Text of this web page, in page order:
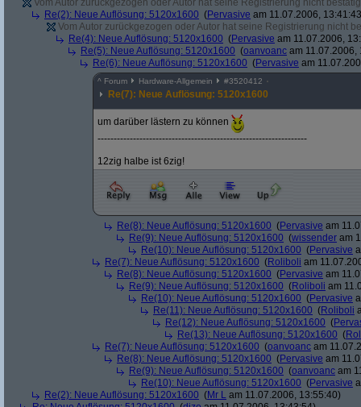
Vom Autor zurückgezogen oder Autor hat seine Registrierung nicht
Re(2): Neue Auflösung: 5120x1600 (Pervasive am 11.07.2006,
Vom Autor zurückgezogen oder Autor hat seine Registrierung nicht
Re(4): Neue Auflösung: 5120x1600 (Pervasive am 11.07.2006,
Re(5): Neue Auflösung: 5120x1600 (oanvoanc am 11.07.2006,
Re(6): Neue Auflösung: 5120x1600 (Pervasive am
^ Forum Hardware-Allgemein #3520412
Re(7): Neue Auflösung: 5120x1600
um darüber lästern zu können
-----------------------------------------------------------------
12zig halbe ist 6zig!
Re(8): Neue Auflösung: 5120x1600 (Pervasive am
Re(9): Neue Auflösung: 5120x1600 (wissender am
Re(10): Neue Auflösung: 5120x1600 (Pervasive
Re(7): Neue Auflösung: 5120x1600 (Roliboli am
Re(8): Neue Auflösung: 5120x1600 (Pervasive am
Re(9): Neue Auflösung: 5120x1600 (Roliboli am
Re(10): Neue Auflösung: 5120x1600 (Pervasive
Re(11): Neue Auflösung: 5120x1600 (Roliboli
Re(12): Neue Auflösung: 5120x1600 (
Re(13): Neue Auflösung: 5120x1600 (
Re(7): Neue Auflösung: 5120x1600 (oanvoanc am
Re(8): Neue Auflösung: 5120x1600 (Pervasive am
Re(9): Neue Auflösung: 5120x1600 (oanvoanc am
Re(10): Neue Auflösung: 5120x1600 (Pervasive
Re(2): Neue Auflösung: 5120x1600 (Mr L am 11.07.2006, 13:55:40)